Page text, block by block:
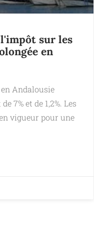
sur les
en
Andalousie
7% et de 1,2%. Les
vigueur pour une